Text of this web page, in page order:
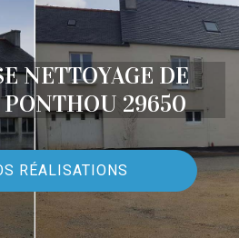
NETTOYAGE DE
PONTHOU 29650
RÉALISATIONS